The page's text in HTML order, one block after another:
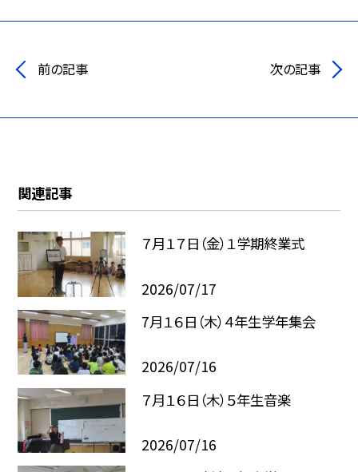
前の記事 次の記事
関連記事
７月１７日（金）１学期終業式
2026/07/17
7月１６日（木）４年生学年集会
2026/07/16
７月１６日（木）５年生音楽
2026/07/16